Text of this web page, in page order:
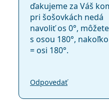
ďakujeme za Váš
pri šošovkách nedá
navoliť os 0°,
s osou 180°,
= osi 180°.
Odpovedať